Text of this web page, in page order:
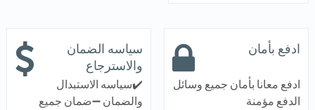
ادفع بأمان
ادفع معانا بأمان جميع وسائل
الدفع مؤمنة
سياسه الضمان
والاسترجاع
✔️سياسه الاستبدال
والضمان ➖ضمان جميع